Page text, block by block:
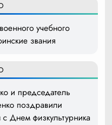
учебного
звания
и председатель
поздравили
с Днем физкультурника